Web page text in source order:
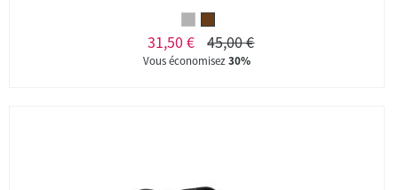
31,50 € 45,00 €
Vous économisez30%